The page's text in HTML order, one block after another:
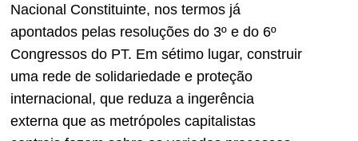
Nacional Constituinte, nos termos já
apontados pelas resoluções do 3º e do 6º
Congressos do PT. Em sétimo lugar, construir
uma rede de solidariedade e proteção
internacional, que reduza a ingerência
externa que as metrópoles capitalistas